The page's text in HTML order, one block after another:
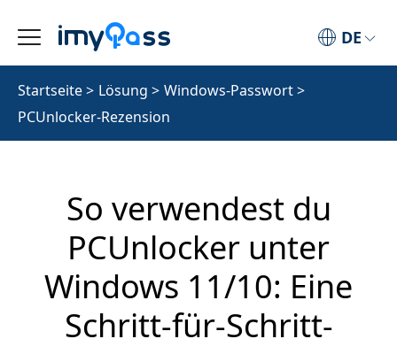
DE
Startseite> Lösung > Windows-Passwort>
PCUnlocker-Rezension
So verwendest du
PCUnlocker unter
Windows 11/10: Eine
Schritt-für-Schritt-